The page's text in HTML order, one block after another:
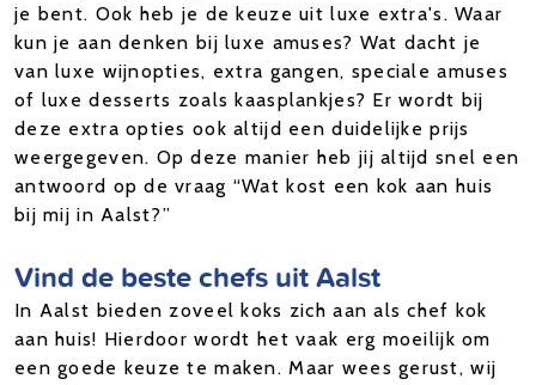
je bent. Ook heb je de keuze uit luxe extra's. Waar
kun je aan denken bij luxe amuses? Wat dacht je
van luxe wijnopties, extra gangen, speciale amuses
of luxe desserts zoals kaasplankjes? Er wordt bij
deze extra opties ook altijd een duidelijke prijs
weergegeven. Op deze manier heb jij altijd snel een
antwoord op de vraag “Wat kost een kok aan huis
bij mij in Aalst?”
Vind de beste chefs uit Aalst
In Aalst bieden zoveel koks zich aan als chef kok
aan huis! Hierdoor wordt het vaak erg moeilijk om
een goede keuze te maken. Maar wees gerust, wij